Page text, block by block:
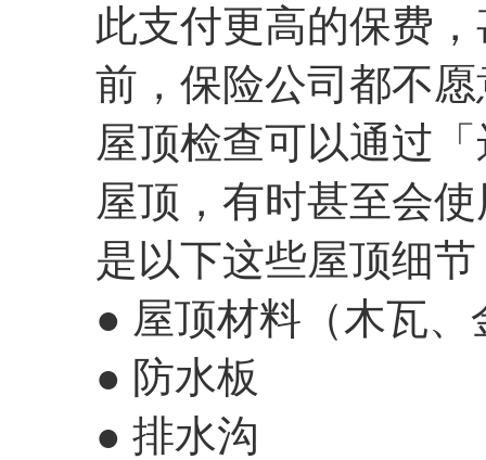
此支付更高的保费
前，保险公司都不
屋顶检查可以通过
屋顶，有时甚至会
是以下这些屋顶细节
● 屋顶材料（木瓦、
● 防水板
● 排水沟